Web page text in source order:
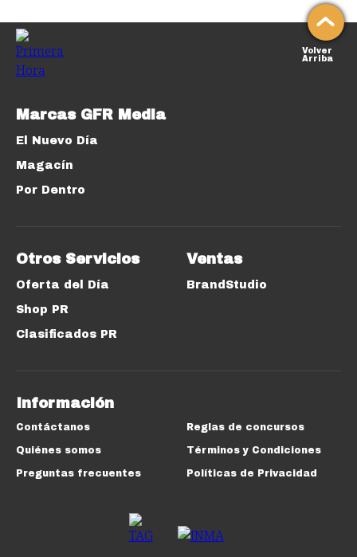
Volver
Arriba
Marcas GFR Media
El Nuevo Día
Magacín
Por Dentro
Otros Servicios
Oferta del Día
Shop PR
Clasificados PR
Ventas
BrandStudio
Información
Contáctanos
Quiénes somos
Preguntas frecuentes
Reglas de concursos
Términos y Condiciones
Políticas de Privacidad